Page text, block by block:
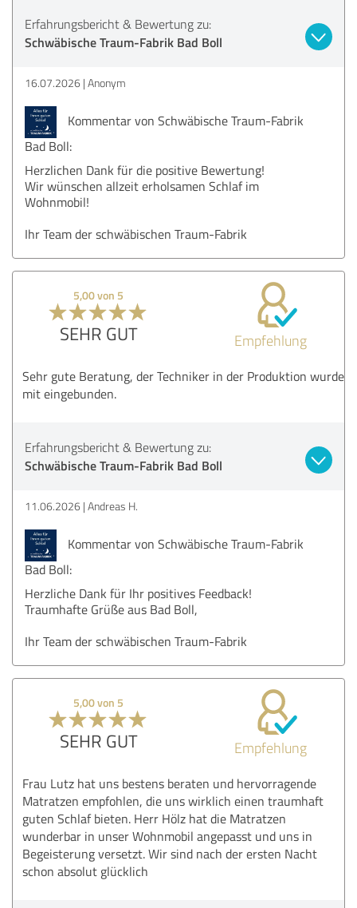
Erfahrungsbericht & Bewertung zu:
Schwäbische Traum-Fabrik Bad Boll
16.07.2026 Anonym
Kommentar von Schwäbische Traum-Fabrik
Bad Boll:
Herzlichen Dank für die positive Bewertung!
Wir wünschen allzeit erholsamen Schlaf im
Wohnmobil!
Ihr Team der schwäbischen Traum-Fabrik
5,00 von 5
SEHR GUT Empfehlung
Sehr gute Beratung, der Techniker in der Produktion wurde
mit eingebunden.
Erfahrungsbericht & Bewertung zu:
Schwäbische Traum-Fabrik Bad Boll
11.06.2026 Andreas H.
Kommentar von Schwäbische Traum-Fabrik
Bad Boll:
Herzliche Dank für Ihr positives Feedback!
Traumhafte Grüße aus Bad Boll,
Ihr Team der schwäbischen Traum-Fabrik
5,00 von 5
SEHR GUT Empfehlung
Frau Lutz hat uns bestens beraten und hervorragende
Matratzen empfohlen, die uns wirklich einen traumhaft
guten Schlaf bieten. Herr Hölz hat die Matratzen
wunderbar in unser Wohnmobil angepasst und uns in
Begeisterung versetzt. Wir sind nach der ersten Nacht
schon absolut glücklich